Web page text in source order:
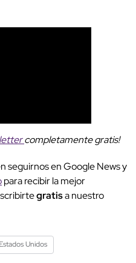
completamente gratis!
seguirnos en Google News y
para recibir la mejor
gratisa nuestro
Estados Unidos